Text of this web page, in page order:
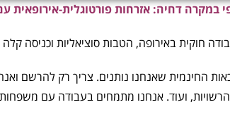
במקרה דחיה: אזרחות פורטוגלית-אירופאית
חוקית באירופה, הטבות סוציאליות וכניסה
החינמית שאנחנו נותנים. צריך רק להרשם
ועוד. אנחנו מתמחים בעבודה עם משפחות